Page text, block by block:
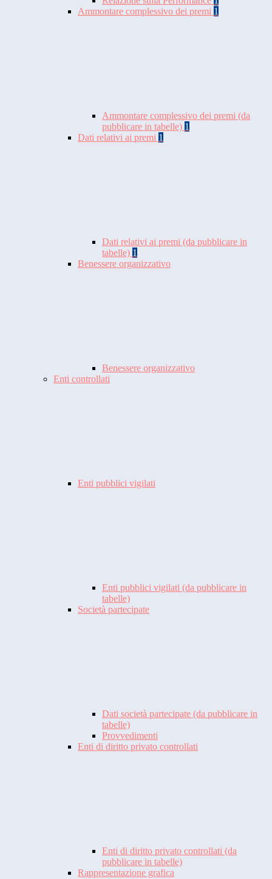
Ammontare complessivo dei premi 1
Ammontare complessivo dei premi (da
pubblicare in tabelle) 1
Dati relativi ai premi 1
Dati relativi ai premi (da pubblicare in
tabelle) 1
Benessere organizzativo
Benessere organizzativo
Enti controllati
Enti pubblici vigilati
Enti pubblici vigilati (da pubblicare in
tabelle)
Società partecipate
Dati società partecipate (da pubblicare in
tabelle)
Provvedimenti
Enti di diritto privato controllati
Enti di diritto privato controllati (da
pubblicare in tabelle)
Rappresentazione grafica